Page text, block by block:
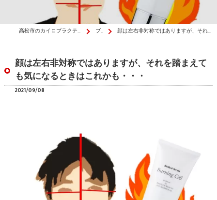
高松市のカイロプラクティックはか・から～ず施術院 ブログ 顔は左右非対称ではありますが、それを踏まえても気になるときはこれかも・・・
顔は左右非対称ではありますが、それを踏まえて
も気になるときはこれかも・・・
2021/09/08